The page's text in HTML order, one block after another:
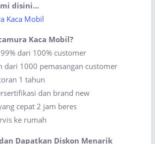
disini…
Kaca Mobil
Kaca Mobil?
dari 100% customer
dari 1000 pemasangan customer
1 tahun
dan brand new
cepat 2 jam beres
ke rumah
Dapatkan Diskon Menarik